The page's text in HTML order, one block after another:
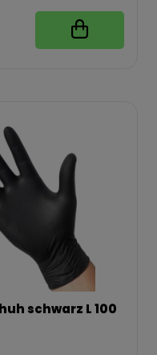
schwarz L 100